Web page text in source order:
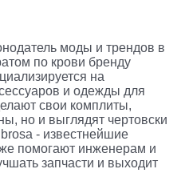
моды и трендов в
по крови бренду
на
и одежды для
свои комплиты,
но и выглядят чертовски
- известнейшие
помогают инженерам и
запчасти и выходит